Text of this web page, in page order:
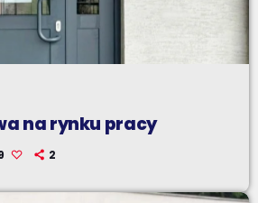
na rynku pracy
2